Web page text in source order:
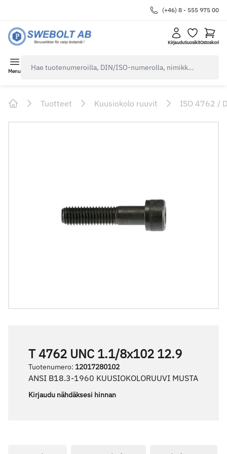
(+46) 8 - 555 975 00
KirjauduSuosikitOstoskori
Menu
Tuotteet Kuusiokolo ruuvit ISO 4762 /
T 4762 UNC 1.1/8x102 12.9
Tuotenumero: 12017280102
ANSI B18.3-1960 KUUSIOKOLORUUVI MUSTA
Kirjaudu nähdäksesi hinnan